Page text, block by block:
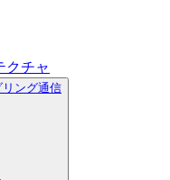
クチャ
ング通信